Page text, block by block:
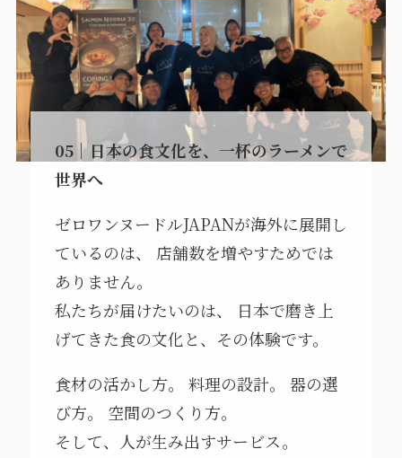
05｜日本の食文化を、一杯のラーメンで
世界へ
ゼロワンヌードルJAPANが海外に展開し
ているのは、 店舗数を増やすためでは
ありません。
私たちが届けたいのは、 日本で磨き上
げてきた食の文化と、その体験です。
食材の活かし方。 料理の設計。 器の選
び方。 空間のつくり方。
そして、人が生み出すサービス。